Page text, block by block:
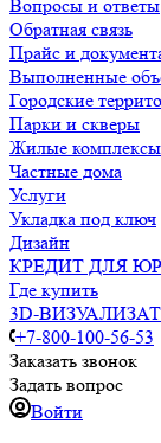
Вопросы и ответы
Обратная связь
Прайс и
Выполненные
Городские
Парки и скверы
Жилые комплексы
Частные дома
Услуги
Укладка под ключ
Дизайн
КРЕДИТ ДЛЯ
Где купить
3D-
+7-800-100-56-53
Заказать звонок
Задать вопрос
Войти